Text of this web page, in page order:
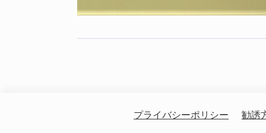
プライバシーポリシー 勧誘